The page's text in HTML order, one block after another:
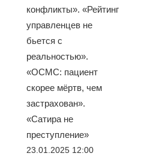
конфликты». «Рейтинг
управленцев не
бьется с
реальностью».
«ОСМС: пациент
скорее мёртв, чем
застрахован».
«Сатира не
преступление»
23.01.2025 12:00